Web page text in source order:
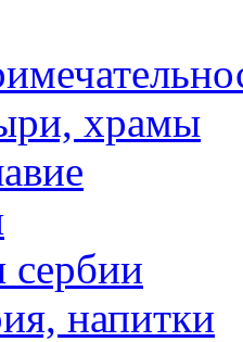
храмы
сербии
напитки